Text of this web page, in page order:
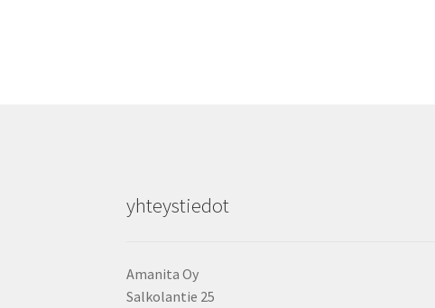
yhteystiedot
Amanita Oy
Salkolantie 25